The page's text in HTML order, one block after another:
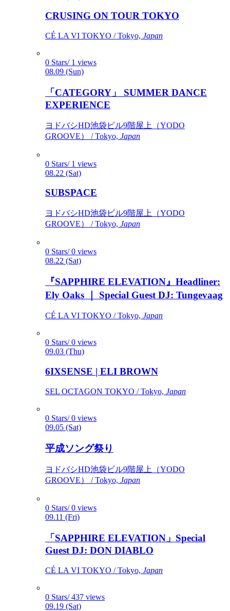
CRUSING ON TOUR TOKYO
CÉ LA VI TOKYO / Tokyo, Japan
0 Stars/ 1 views
08.09 (Sun)
「CATEGORY」 SUMMER DANCE
EXPERIENCE
ヨドバシHD池袋ビル9階屋上（YODO
GROOVE） / Tokyo, Japan
0 Stars/ 1 views
08.22 (Sat)
SUBSPACE
ヨドバシHD池袋ビル9階屋上（YODO
GROOVE） / Tokyo, Japan
0 Stars/ 0 views
08.22 (Sat)
『SAPPHIRE ELEVATION』Headliner:
Ely Oaks ｜ Special Guest DJ: Tungevaag
CÉ LA VI TOKYO / Tokyo, Japan
0 Stars/ 0 views
09.03 (Thu)
6IXSENSE | ELI BROWN
SEL OCTAGON TOKYO / Tokyo, Japan
0 Stars/ 0 views
09.05 (Sat)
平成ソング祭り
ヨドバシHD池袋ビル9階屋上（YODO
GROOVE） / Tokyo, Japan
0 Stars/ 0 views
09.11 (Fri)
「SAPPHIRE ELEVATION」Special
Guest DJ: DON DIABLO
CÉ LA VI TOKYO / Tokyo, Japan
0 Stars/ 437 views
09.19 (Sat)